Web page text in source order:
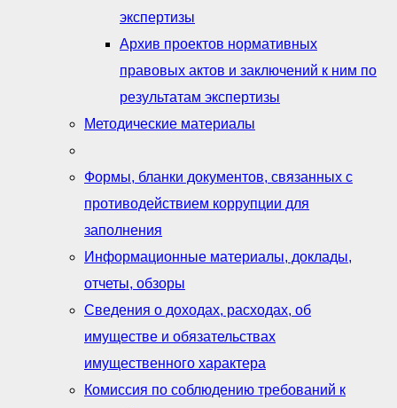
экспертизы
Архив проектов нормативных
правовых актов и заключений к ним по
результатам экспертизы
Методические материалы
Формы, бланки документов, связанных с
противодействием коррупции для
заполнения
Информационные материалы, доклады,
отчеты, обзоры
Сведения о доходах, расходах, об
имуществе и обязательствах
имущественного характера
Комиссия по соблюдению требований к